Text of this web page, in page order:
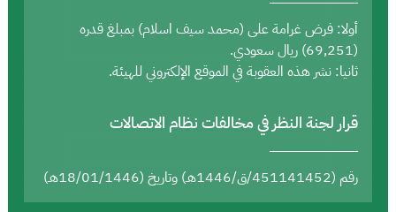
أولا: فرض غرامة على (محمد سيف اسلام) بمبلغ قدره
(69,251) ريال سعودي.
ثانيا: نشر هذه العقوبة في الموقع الإلكتروني للهيئة.
قرار لجنة النظر في مخالفات نظام الاتصالات
رقم (451141452/ق/1446هـ) وتاريخ (18/01/1446هـ)